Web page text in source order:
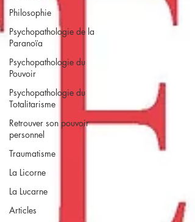
Philosophie
Psychopathologie de la
Paranoïa
Psychopathologie du
Pouvoir
Psychopathologie du
Totalitarisme
Retrouver son pouvoir
personnel
Traumatisme
La Licorne
La Lucarne
Articles